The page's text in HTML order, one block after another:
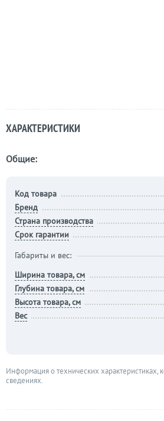
ХАРАКТЕРИСТИКИ
Общие:
Код товара
Бренд
Страна производства
Срок гарантии
Габариты и вес:
Ширина товара, см
Глубина товара, см
Высота товара, см
Вес
Информация о технических характеристиках,
сведениях.